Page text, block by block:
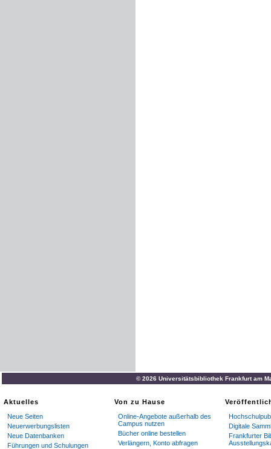
© 2026 Universitätsbibliothek Frankfurt am
Aktuelles
Neue Seiten
Neuerwerbungslisten
Neue Datenbanken
Führungen und Schulungen
Von zu Hause
Online-Angebote außerhalb des
Campus nutzen
Bücher online bestellen
Verlängern, Konto abfragen
Digitale
Frankfurter